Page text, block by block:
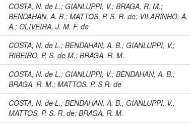
COSTA, N. de L.;GIANLUPPI, V.;BRAGA, R. M.;
BENDAHAN, A. B.;MATTOS, P. S. R. de; VILARINHO, A.
A.;OLIVEIRA, J. M. F. de
COSTA, N. de L.;BENDAHAN, A. B.;GIANLUPPI, V.;
RIBEIRO, P. S. de M.;BRAGA, R. M.
COSTA, N. de L.;GIANLUPPI, V.;BENDAHAN, A. B.;
BRAGA, R. M.;MATTOS, P. S R. de
COSTA, N. de L.;BENDAHAN, A. B.;GIANLUPPI, V.;
MATTOS, P. S. R. de;BRAGA, R. M.